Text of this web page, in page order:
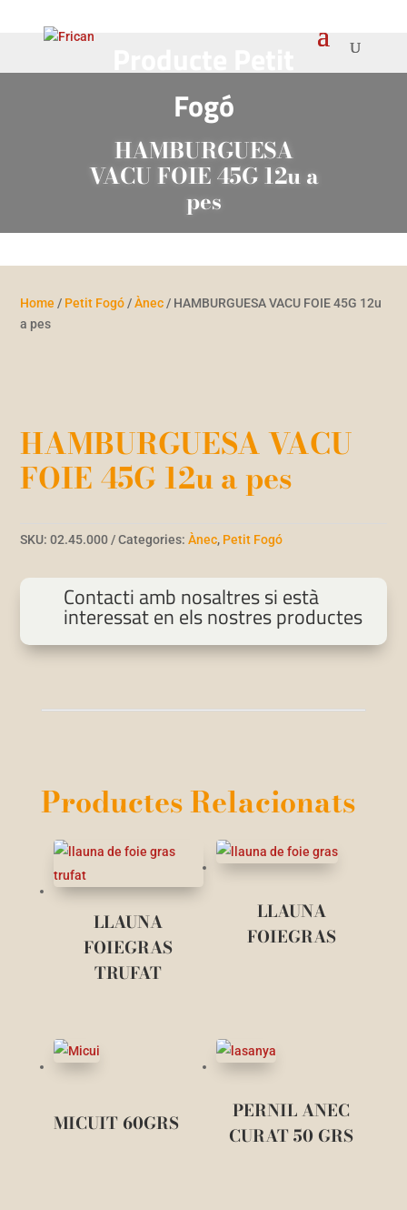
Fogó
HAMBURGUESA
VACU FOIE 45G 12u a
pes
Home / Petit Fogó /Ànec / HAMBURGUESA VACU FOIE 45G 12u
a pes
HAMBURGUESA VACU
FOIE 45G 12u a pes
SKU:02.45.000 Categories:Ànec, Petit Fogó
Contacti amb nosaltres si està
interessat en els nostres productes
Productes Relacionats
LLAUNA
FOIEGRAS
TRUFAT
LLAUNA
FOIEGRAS
MICUIT 60GRS
PERNIL ANEC
CURAT 50 GRS